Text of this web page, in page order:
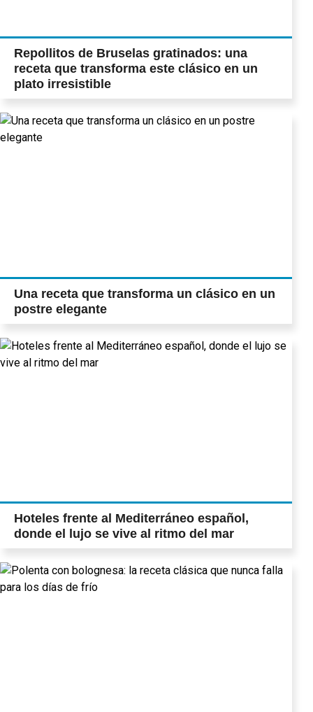
Repollitos de Bruselas gratinados: una
receta que transforma este clásico en un
plato irresistible
Una receta que transforma un clásico en un
postre elegante
Hoteles frente al Mediterráneo español,
donde el lujo se vive al ritmo del mar